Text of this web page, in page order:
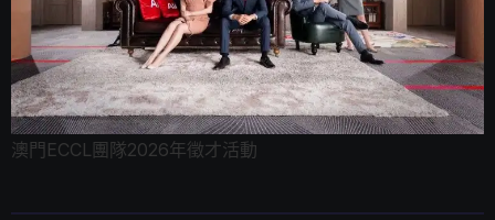
澳門ECCL團隊2026年徵才活動